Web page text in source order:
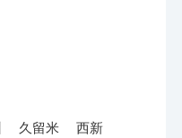
久留米 西新